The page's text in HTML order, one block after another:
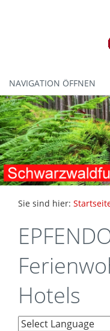
NAVIGATION ÖFFNEN
Sie sind hier:
Hotels